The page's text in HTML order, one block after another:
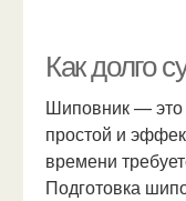
Как долго
Шиповник — это
простой и
времени
Подготовка